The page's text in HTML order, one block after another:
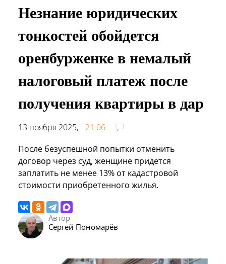
Незнание юридических
тонкостей обойдется
оренбурженке в немалый
налоговый платеж после
получения квартиры в дар
13 ноября 2025,
21:06
После безуспешной попытки отменить
договор через суд, женщине придется
заплатить не менее 13% от кадастровой
стоимости приобретенного жилья.
Автор
Сергей Пономарёв